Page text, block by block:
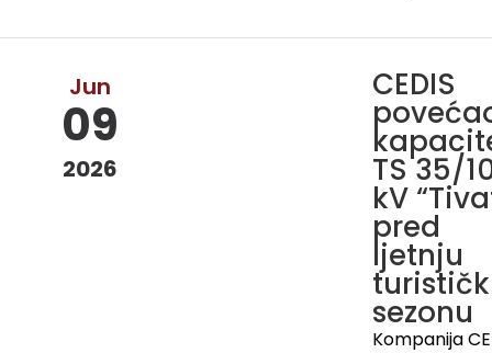
Jun
09
2026
CEDIS
TS 35/
kV
pred
ljetnju
sezonu
Kompanija